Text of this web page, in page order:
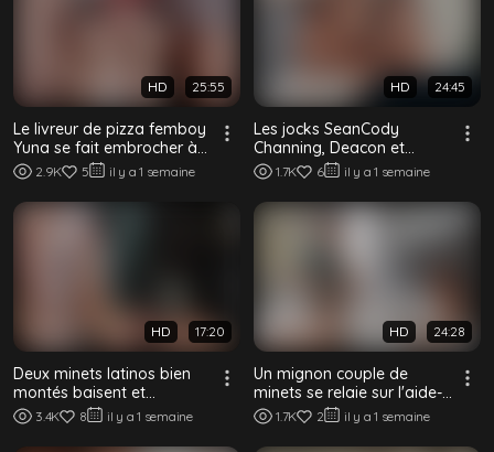
HD 25:55
Le livreur de pizza femboy
Yuna se fait embrocher à
cru par deux gamers
2.9K 5 il y a 1 semaine
HD 24:45
Les jocks SeanCody
Channing, Deacon et
Gryphon partagent un
plan à trois cru
1.7K 6 il y a 1 semaine
HD 17:20
Deux minets latinos bien
montés baisent et
remplissent leur bottom
lisse sans capote
3.4K 8 il y a 1 semaine
HD 24:28
Un mignon couple de
minets se relaie sur l'aide-
soignant bien monté dans
un plan à...
1.7K 2 il y a 1 semaine